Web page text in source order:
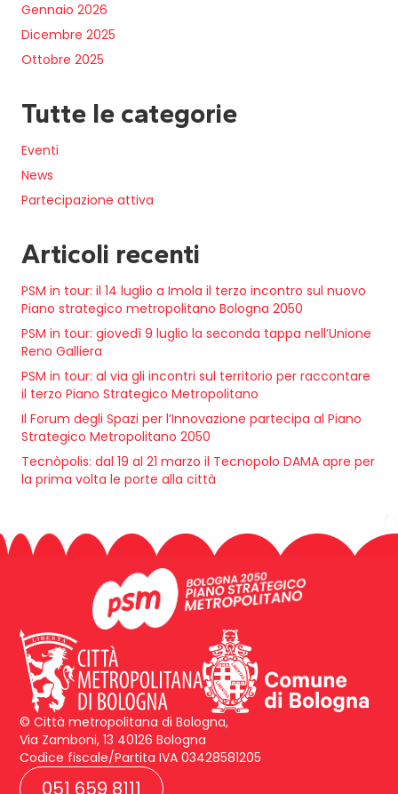
Gennaio 2026
Dicembre 2025
Ottobre 2025
Tutte le categorie
Eventi
News
Partecipazione attiva
Articoli recenti
PSM in tour: il 14 luglio a Imola il terzo incontro sul nuovo
Piano strategico metropolitano Bologna 2050
PSM in tour: giovedì 9 luglio la seconda tappa nell’Unione
Reno Galliera
PSM in tour: al via gli incontri sul territorio per raccontare
il terzo Piano Strategico Metropolitano
Il Forum degli Spazi per l’Innovazione partecipa al Piano
Strategico Metropolitano 2050
Tecnòpolis: dal 19 al 21 marzo il Tecnopolo DAMA apre per
la prima volta le porte alla città
© Città metropolitana di Bologna,
Via Zamboni, 13 40126 Bologna
Codice fiscale/Partita IVA 03428581205
051 659 8111